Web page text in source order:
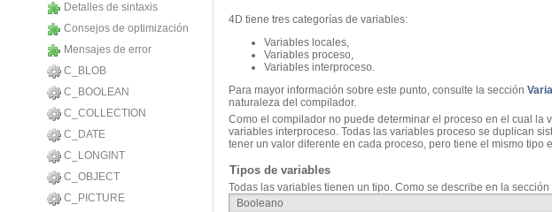
Detalles de sintaxis
Consejos de optimización
Mensajes de error
C_BLOB
C_BOOLEAN
C_COLLECTION
C_DATE
C_LONGINT
C_OBJECT
C_PICTURE
4D tiene tres categorías de variables:
Variables locales,
Variables proceso,
Variables interproceso.
Para mayor información sobre este punto, consulte la sección
naturaleza del compilador.
Como el compilador no puede determinar el proceso en el cual
variables interproceso. Todas las variables proceso se duplican
tener un valor diferente en cada proceso, pero tiene el mismo tipo
Tipos de variables
Todas las variables tienen un tipo. Como se describe en la sección
Booleano